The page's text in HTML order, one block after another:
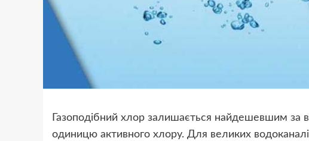
Газоподібний хлор залишається найдешевшим за
одиницю активного хлору. Для великих